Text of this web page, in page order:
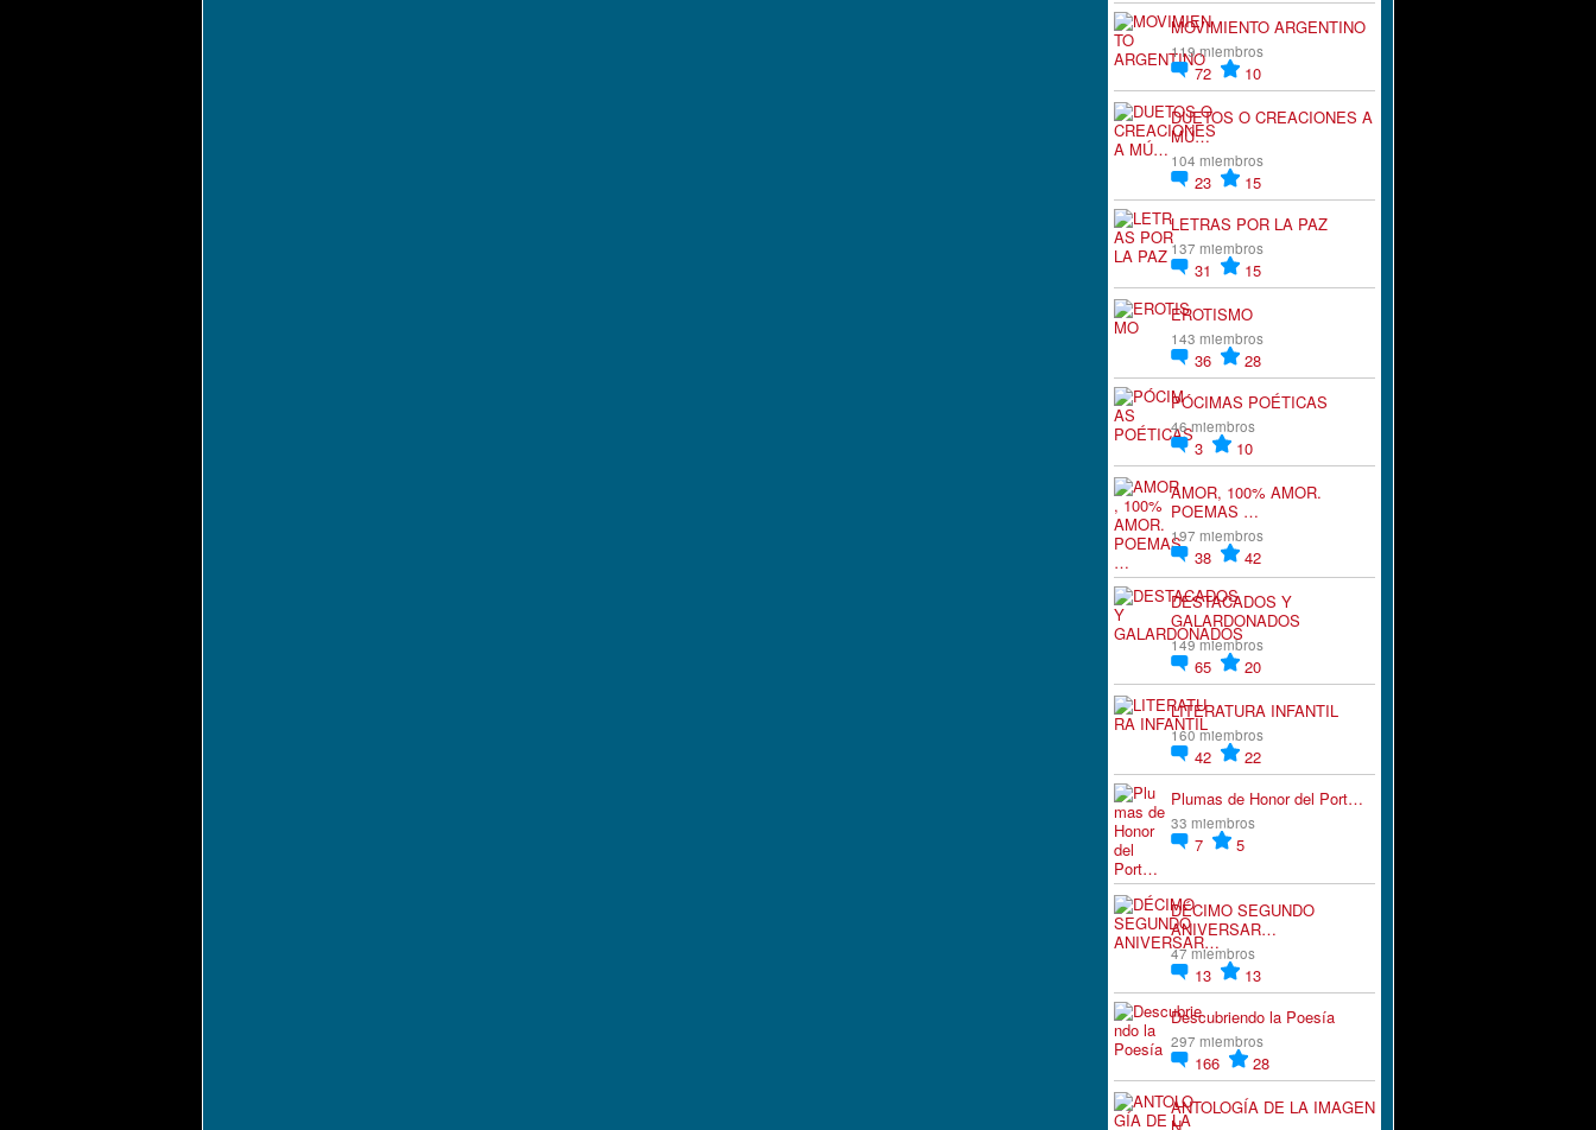
MOVIMIENTO ARGENTINO
119 miembros
72
10
DUETOS O CREACIONES A
MÚ…
104 miembros
23
15
LETRAS POR LA PAZ
137 miembros
31
15
EROTISMO
143 miembros
36
28
PÓCIMAS POÉTICAS
46 miembros
3
10
AMOR, 100% AMOR.
POEMAS …
197 miembros
38
42
DESTACADOS Y
GALARDONADOS
149 miembros
65
20
LITERATURA INFANTIL
160 miembros
42
22
Plumas de Honor del Port…
33 miembros
7 5
DÉCIMO SEGUNDO
ANIVERSAR…
47 miembros
13
13
Descubriendo la Poesía
297 miembros
166
28
ANTOLOGÍA DE LA IMAGEN
N…